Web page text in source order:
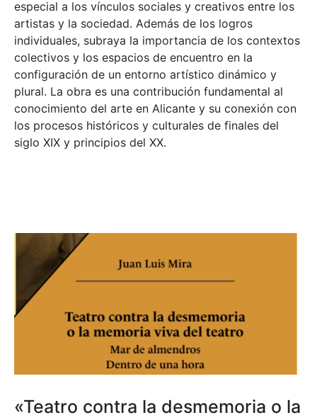
especial a los vínculos sociales y creativos entre los
artistas y la sociedad. Además de los logros
individuales, subraya la importancia de los contextos
colectivos y los espacios de encuentro en la
configuración de un entorno artístico dinámico y
plural. La obra es una contribución fundamental al
conocimiento del arte en Alicante y su conexión con
los procesos históricos y culturales de finales del
siglo XIX y principios del XX.
«Teatro contra la desmemoria o la